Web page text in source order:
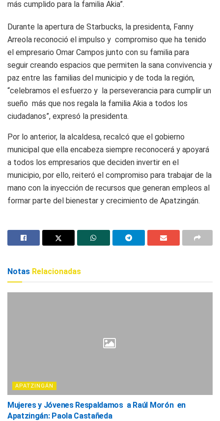
más cumplido para la familia Akia”.
Durante la apertura de Starbucks, la presidenta, Fanny
Arreola reconoció el impulso y compromiso que ha tenido
el empresario Omar Campos junto con su familia para
seguir creando espacios que permiten la sana convivencia y
paz entre las familias del municipio y de toda la región,
“celebramos el esfuerzo y la perseverancia para cumplir un
sueño más que nos regala la familia Akia a todos los
ciudadanos”, expresó la presidenta.
Por lo anterior, la alcaldesa, recalcó que el gobierno
municipal que ella encabeza siempre reconocerá y apoyará
a todos los empresarios que deciden invertir en el
municipio, por ello, reiteró el compromiso para trabajar de la
mano con la inyección de recursos que generan empleos al
formar parte del bienestar y crecimiento de Apatzingán.
Notas Relacionadas
APATZINGÁN
Mujeres y Jóvenes Respaldamos a Raúl Morón en
Apatzingán: Paola Castañeda